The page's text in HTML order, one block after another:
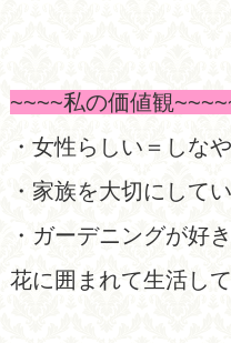
~~~~私の価値観
・女性らしい＝しな
・家族を大切にして
・ガーデニングが好
花に囲まれて生活し